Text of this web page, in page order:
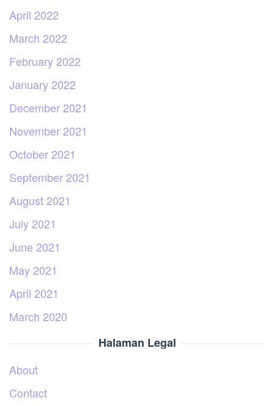
April 2022
March 2022
February 2022
January 2022
December 2021
November 2021
October 2021
September 2021
August 2021
July 2021
June 2021
May 2021
April 2021
March 2020
Halaman Legal
About
Contact